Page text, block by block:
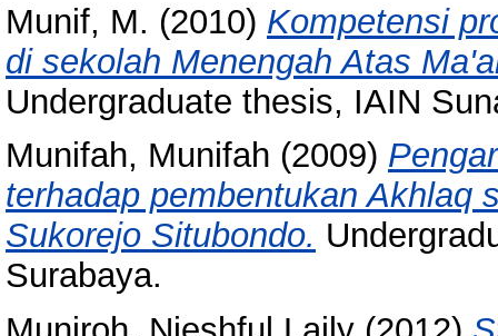
Munif, M. (2010) Kompetensi
di sekolah Menengah Atas
Undergraduate thesis, IAIN
Munifah, Munifah (2009)
terhadap pembentukan Akhlaq
Sukorejo Situbondo.
Surabaya.